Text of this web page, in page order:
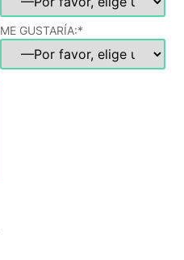
ME GUSTARÍA:*